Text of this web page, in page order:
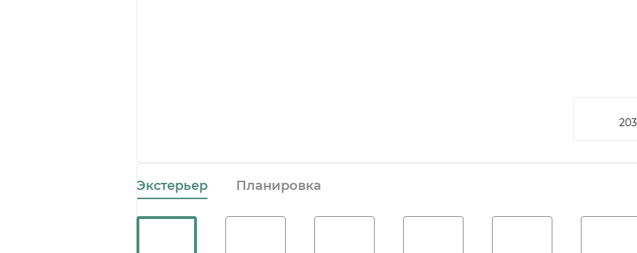
Экстерьер Планировка